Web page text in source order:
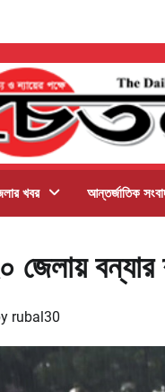
খবর আন্তর্জাতিক
জেলায়
rubal30